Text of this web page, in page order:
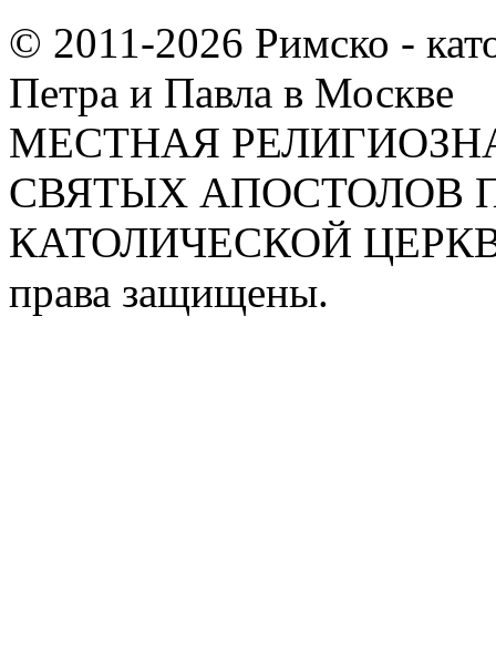
© 2011-2026 Римско -
Петра и Павла в Москве
МЕСТНАЯ
СВЯТЫХ АПОСТОЛОВ
КАТОЛИЧЕСКОЙ
права защищены.